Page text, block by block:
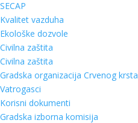
SECAP
Kvalitet vazduha
Ekološke dozvole
Civilna zaštita
Civilna zaštita
Gradska organizacija Crvenog krsta
Vatrogasci
Korisni dokumenti
Gradska izborna komisija